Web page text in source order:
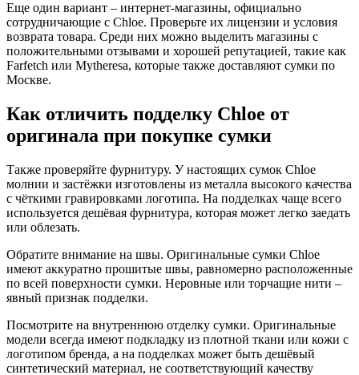
Еще один вариант – интернет-магазины, официально
сотрудничающие с Chloe. Проверьте их лицензии и условия
возврата товара. Среди них можно выделить магазины с
положительными отзывами и хорошей репутацией, такие как
Farfetch или Mytheresa, которые также доставляют сумки по
Москве.
Как отличить подделку Chloe от
оригинала при покупке сумки
Также проверяйте фурнитуру. У настоящих сумок Chloe
молнии и застёжки изготовлены из металла высокого качества
с чёткими гравировками логотипа. На подделках чаще всего
используется дешёвая фурнитура, которая может легко заедать
или облезать.
Обратите внимание на швы. Оригинальные сумки Chloe
имеют аккуратно прошитые швы, равномерно расположенные
по всей поверхности сумки. Неровные или торчащие нити –
явный признак подделки.
Посмотрите на внутреннюю отделку сумки. Оригинальные
модели всегда имеют подкладку из плотной ткани или кожи с
логотипом бренда, а на подделках может быть дешёвый
синтетический материал, не соответствующий качеству